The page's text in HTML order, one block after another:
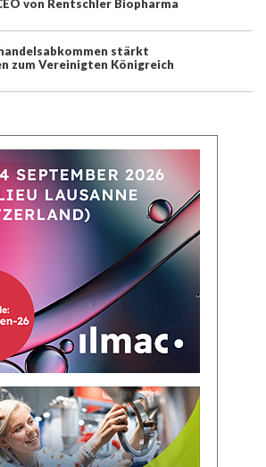
von Rentschler Biopharma
stärkt
zum Vereinigten Königreich